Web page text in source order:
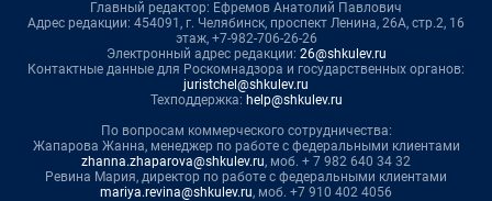
Главный редактор: Ефремов Анатолий Павлович
Адрес редакции: 454091, г. Челябинск, проспект Ленина, 26А, стр.2, 16
этаж, +7-982-706-26-26
Электронный адрес редакции: 26@shkulev.ru
Контактные данные для Роскомнадзора и государственных органов:
juristchel@shkulev.ru
Техподдержка: help@shkulev.ru
По вопросам коммерческого сотрудничества:
Жапарова Жанна, менеджер по работе с федеральными клиентами
zhanna.zhaparova@shkulev.ru, моб. + 7 982 640 34 32
Ревина Мария, директор по работе с федеральными клиентами
mariya.revina@shkulev.ru, моб. +7 910 402 4056